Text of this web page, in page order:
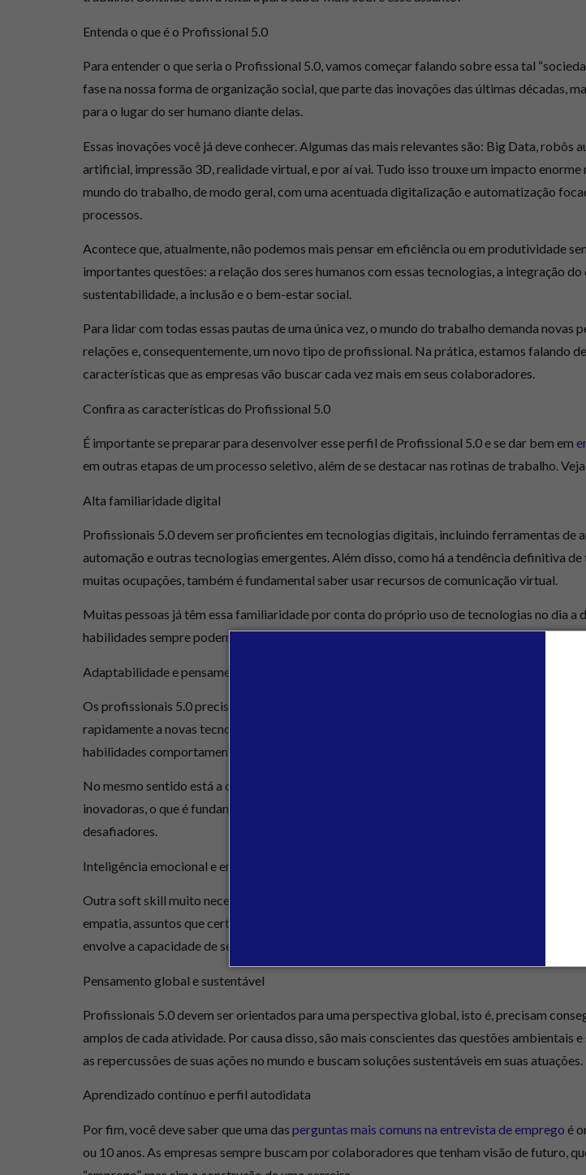
Entenda o que é o Profissional 5.0
Para entendero que seria o Profissional 5.0, vamos começar falando sobre essa tal
fase na nossa forma de organização social, que parte das inovações das últimas décadas,
para o lugar do ser humano diante delas.
Essas inovações você já deve conhecer. Algumas das mais relevantes são: Big Data, robôs
artificial, impressão 3D, realidade virtual, e por aí vai. Tudo isso trouxe um impacto enorme
mundo do trabalho, de modo geral, com uma acentuada digitalização e automatização
processos.
Acontece que, atualmente,não podemos mais pensar em eficiência ou em produtividade
importantes questões: a relação dos seres humanos com essas tecnologias, a integração
sustentabilidade, a inclusão e o bem-estar social.
Para lidar com todas essas pautas de uma única vez, o mundo do trabalho demanda novas
relações e, consequentemente, um novo tipo de profissional. Na prática, estamos falando
características que as empresas vão buscar cada vez mais em seus colaboradores.
Confira as características do Profissional 5.0
É importante se preparar para desenvolver esse perfil de Profissional 5.0 e se dar bem em
em outras etapas de um processo seletivo, além de se destacar nas rotinas de trabalho.
Alta familiaridade digital
Profissionais 5.0 devem serproficientes em tecnologias digitais, incluindo ferramentas de
automação e outras tecnologias emergentes. Além disso, como há a tendência definitiva
muitas ocupações, também é fundamental saber usar recursos de comunicação virtual.
Muitas pessoas já têm essa familiaridade por conta do próprio uso de tecnologias no dia a
habilidades sempre podem ser aprimoradas por meio de
Adaptabilidade e pensamento criativo
Os profissionais 5.0 precisam ser
rapidamente a novas tecnologias, tendências de mercado e mudanças nas demandas do
habilidades comportamentais muito procuradas atualmente: as famosas
No mesmo sentido está a capacidade de pensar de forma criativa e
abordar problemas
inovadoras, o que é fundamental para enxergar novos caminhos e ter mais adaptabilidade
desafiadores.
Inteligência emocional e empatia
Outra soft skill muito necessária é a capacidade de relacionamento interpessoal, que exige
empatia, assuntos que certamente aparecem nos
para se desenvolver
envolve a capacidade dese comunicar efetivamente, colaborar e entender as emoções e
Pensamento global e sustentável
Profissionais 5.0 devem ser orientados para uma perspectiva global, isto é, precisam
amplos de cada atividade. Por causa disso, são mais conscientes das questões ambientais e
as repercussões de suas ações no mundo e buscam soluções sustentáveis em suas atuações.
Aprendizado contínuo e perfil autodidata
Por fim, você deve saber que uma das perguntas mais comuns na entrevista de emprego é
ou 10 anos. As empresas sempre buscam por colaboradores que tenham visão de futuro,